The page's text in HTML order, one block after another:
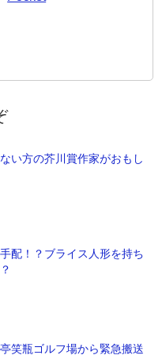
い方の芥川賞作家がおもし
配！？ブライス人形を持ち
笑瓶ゴルフ場から緊急搬送